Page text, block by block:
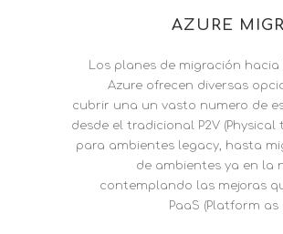
AZURE
Los planes de migración hacia
Azure ofrecen diversas
cubrir una un vasto numero de
desde el tradicional P2V (Physical
para ambientes legacy, hasta
de ambientes ya en la
contemplando las mejoras
PaaS (Platform as